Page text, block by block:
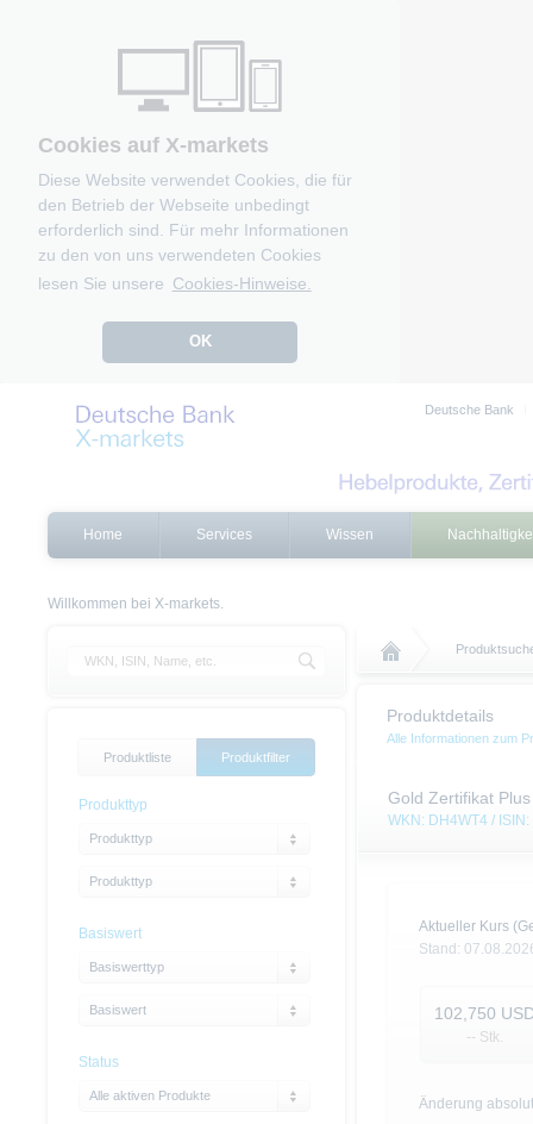
Cookies auf X-markets
Diese Website verwendet Cookies, die für
den Betrieb der Webseite unbedingt
erforderlich sind. Für mehr Informationen
zu den von uns verwendeten Cookies
lesen Sie unsere Cookies-Hinweise.
OK
Deutsche Bank
Home Services Wissen
Willkommen bei X-markets.
Produktdetails
Alle Informationen zum
Gold Zertifikat
WKN: DH4WT4 /
Aktueller Kurs
Stand:
102,750
-- Stk.
Änderung absolut
Produktliste Produktfilter
Produkttyp
Produkttyp
Produkttyp
Basiswert
Basiswerttyp
Basiswert
Status
Alle aktiven Produkte